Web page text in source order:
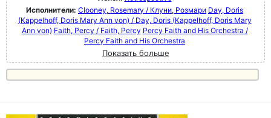
Исполнители: Clooney, Rosemary / Клуни, Розмари Day, Doris
(Kappelhoff, Doris Mary Ann von) / Day, Doris (Kappelhoff, Doris Mary
Ann von) Faith, Percy / Faith, Percy Percy Faith and His Orchestra /
Percy Faith and His Orchestra
Показать больше